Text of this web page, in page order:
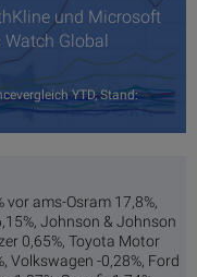
und Microsoft
Watch Global
YTD, Stand:
ams-Osram 17,8%,
Johnson & Johnson
0,65%, Toyota Motor
Volkswagen -0,28%, Ford